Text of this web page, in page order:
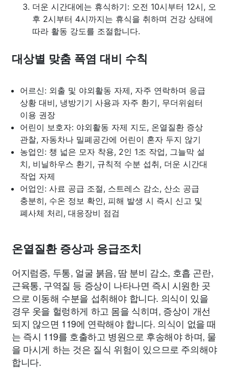
더운 시간대에는 휴식하기: 오전 10시부터 12시, 오
후 2시부터 4시까지는 휴식을 취하며 건강 상태에
따라 활동 강도를 조절합니다.
대상별 맞춤 폭염 대비 수칙
어르신: 외출 및 야외활동 자제, 자주 연락하며 응급
상황 대비, 냉방기기 사용과 자주 환기, 무더위쉼터
이용 권장
어린이 보호자: 야외활동 자제 지도, 온열질환 증상
관찰, 자동차나 밀폐공간에 어린이 혼자 두지 않기
농업인: 챙 넓은 모자 착용, 2인 1조 작업, 그늘막 설
치, 비닐하우스 환기, 규칙적 수분 섭취, 더운 시간대
작업 자제
어업인: 사료 공급 조절, 스트레스 감소, 산소 공급
충분히, 수온 정보 확인, 피해 발생 시 즉시 신고 및
폐사체 처리, 대응장비 점검
온열질환 증상과 응급조치
어지럼증, 두통, 얼굴 붉음, 땀 분비 감소, 호흡 곤란,
근육통, 구역질 등 증상이 나타나면 즉시 시원한 곳
으로 이동해 수분을 섭취해야 합니다. 의식이 있을
경우 옷을 헐렁하게 하고 몸을 식히며, 증상이 개선
되지 않으면 119에 연락해야 합니다. 의식이 없을 때
는 즉시 119를 호출하고 병원으로 후송해야 하며, 물
을 마시게 하는 것은 질식 위험이 있으므로 주의해야
합니다.